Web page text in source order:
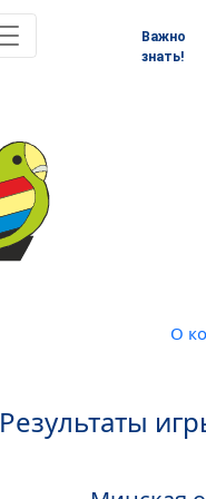
Важно
знать!
О
Результаты